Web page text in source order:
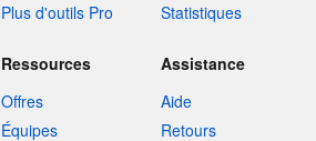
Plus d'outils Pro
Statistiques
Ressources
Offres
Équipes
Assistance
Aide
Retours